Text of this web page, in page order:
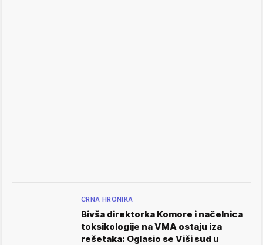
CRNA HRONIKA
Bivša direktorka Komore i načelnica
toksikologije na VMA ostaju iza
rešetaka: Oglasio se Viši sud u